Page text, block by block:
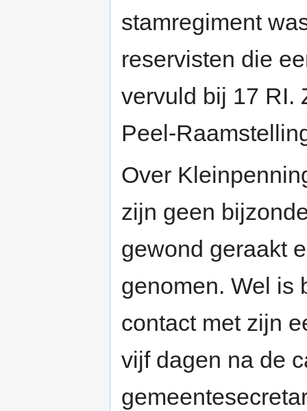
stamregiment
reservisten die
vervuld bij 17 RI.
Peel-
Over
zijn geen
gewond geraakt
genomen. Wel is
contact met zijn
vijf dagen na de